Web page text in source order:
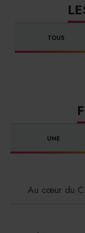
TOUS
UNE
Au cœur du